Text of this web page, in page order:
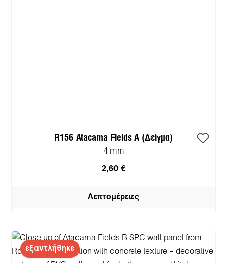
R156 Atacama Fields A (Δείγμα)
4 mm
2,60 €
Λεπτομέρειες
εξαντλήθηκε